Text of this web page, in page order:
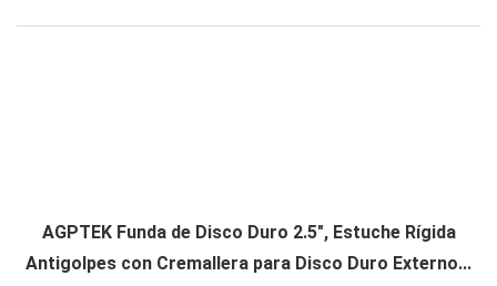
AGPTEK Funda de Disco Duro 2.5", Estuche Rígida
Antigolpes con Cremallera para Disco Duro Externo...